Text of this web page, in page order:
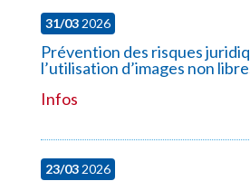
31/032026
Prévention des risques
l’utilisation d’images non
Infos
23/032026